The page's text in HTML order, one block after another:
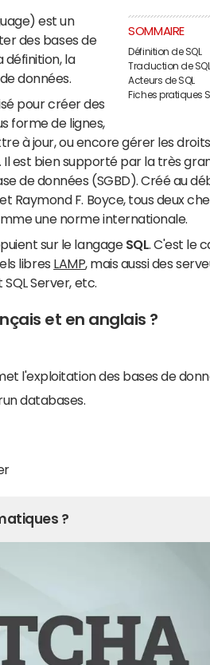
SOMMAIRE
Définition de SQL
Traduction de
Acteurs de SQL
Fiches pratiques
est un
des bases de
définition, la
données.
pour créer des
forme de lignes,
à jour, ou encore gérer les droits
est bien supporté par la très
de données (SGBD). Créé au
Raymond F. Boyce, tous deux
une norme internationale.
sur le langage SQL . C'est le
libres LAMP, mais aussi des
Server, etc.
et en anglais ?
l'exploitation des bases de
databases.
?